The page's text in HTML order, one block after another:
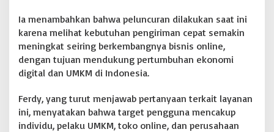
Ia menambahkan bahwa peluncuran dilakukan saat ini
karena melihat kebutuhan pengiriman cepat semakin
meningkat seiring berkembangnya bisnis online,
dengan tujuan mendukung pertumbuhan ekonomi
digital dan UMKM di Indonesia.
Ferdy, yang turut menjawab pertanyaan terkait layanan
ini, menyatakan bahwa target pengguna mencakup
individu, pelaku UMKM, toko online, dan perusahaan